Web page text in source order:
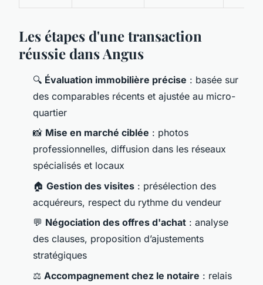
Les étapes d'une transaction
réussie dans Angus
🔍 Évaluation immobilière précise : basée sur
des comparables récents et ajustée au micro-
quartier
📸 Mise en marché ciblée : photos
professionnelles, diffusion dans les réseaux
spécialisés et locaux
🏠 Gestion des visites : présélection des
acquéreurs, respect du rythme du vendeur
💬 Négociation des offres d'achat : analyse
des clauses, proposition d’ajustements
stratégiques
⚖️ Accompagnement chez le notaire : relais